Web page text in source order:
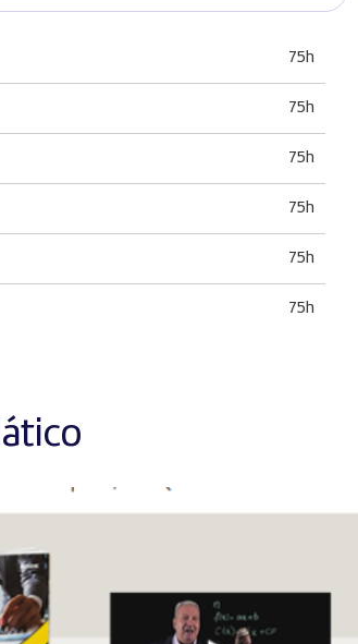
75h
75h
75h
75h
75h
75h